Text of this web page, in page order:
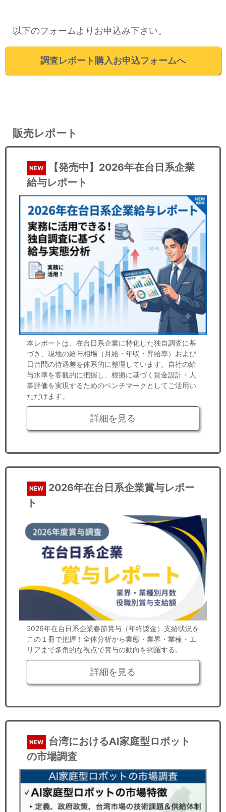
以下のフォームよりお申込み下さい。
調査レポート購入お申込フォームへ
販売レポート
NEW
【発売中】2026年在台日系企業
給与レポート
本レポートは、在台日系企業に特化した独自調査に基
づき、現地の給与相場（月給・年収・昇給率）および
日台間の待遇差を体系的に整理しています。自社の給
与水準を客観的に把握し、根拠に基づく賃金設計・人
事評価を実現するためのベンチマークとしてご活用い
ただけます。
詳細を見る
NEW
2026年在台日系企業賞与レポー
ト
2026年在台日系企業春節賞与（年終獎金）支給状況を
この１冊で把握！全体分析から業態・業界・業種・エ
リアまで多角的な視点で賞与の動向を網羅する。
詳細を見る
NEW
台湾におけるAI家庭型ロボット
の市場調査